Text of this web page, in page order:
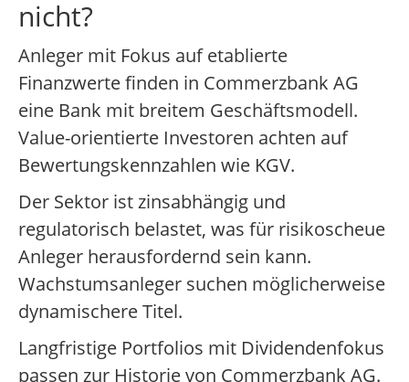
nicht?
Anleger mit Fokus auf etablierte
Finanzwerte finden in Commerzbank AG
eine Bank mit breitem Geschäftsmodell.
Value-orientierte Investoren achten auf
Bewertungskennzahlen wie KGV.
Der Sektor ist zinsabhängig und
regulatorisch belastet, was für risikoscheue
Anleger herausfordernd sein kann.
Wachstumsanleger suchen möglicherweise
dynamischere Titel.
Langfristige Portfolios mit Dividendenfokus
passen zur Historie von Commerzbank AG.